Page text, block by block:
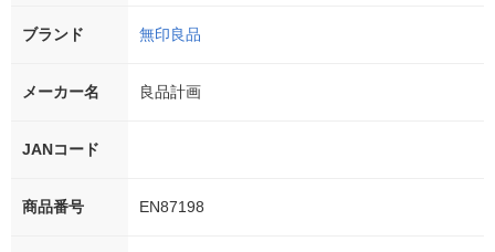
ブランド 無印良品
メーカー名 良品計画
JANコード
商品番号 EN87198